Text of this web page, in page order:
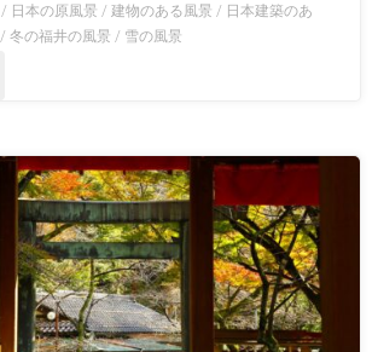
/ 日本の原風景 /建物のある風景 / 日本建築のあ
/冬の福井の風景 / 雪の風景